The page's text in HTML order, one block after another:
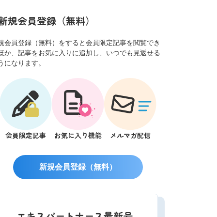
規会員登録（無料）
会員登録（無料）をすると会員限定記事を閲覧でき
か、記事をお気に入りに追加し、いつでも見返せる
になります。
会員限定記事 お気に入り機能 メルマガ配信
新規会員登録（無料）